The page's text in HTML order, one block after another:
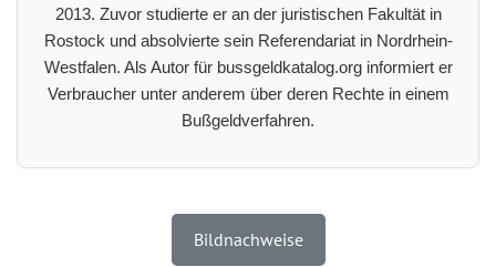
2013. Zuvor studierte er an der juristischen Fakultät in
Rostock und absolvierte sein Referendariat in Nordrhein-
Westfalen. Als Autor für bussgeldkatalog.org informiert er
Verbraucher unter anderem über deren Rechte in einem
Bußgeldverfahren.
Bildnachweise